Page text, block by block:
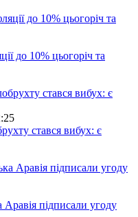
до 10% цьогоріч та
стався вибух: є
підписали угоду